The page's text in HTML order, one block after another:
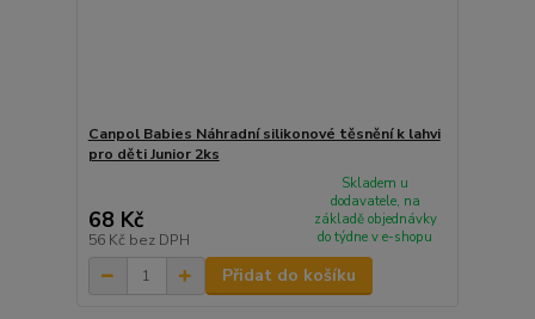
Canpol Babies Náhradní silikonové těsnění k lahvi
pro děti Junior 2ks
68 Kč
56 Kč bez DPH
Skladem u
dodavatele, na
základě objednávky
do týdne v e-shopu
Přidat do košíku